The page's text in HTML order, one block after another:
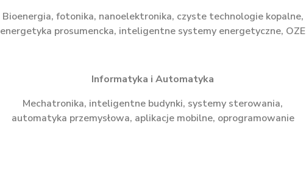
Bioenergia, fotonika, nanoelektronika, czyste technologie kopalne,
energetyka prosumencka, inteligentne systemy energetyczne, OZE
Informatyka i Automatyka
Mechatronika, inteligentne budynki, systemy sterowania,
automatyka przemysłowa, aplikacje mobilne, oprogramowanie